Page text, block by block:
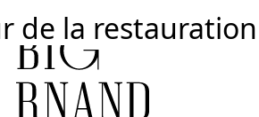
de la restauration